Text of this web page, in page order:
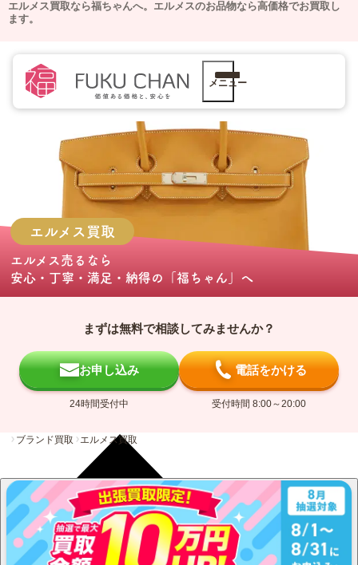
エルメス買取なら福ちゃんへ。 エルメスのお品物なら高価格でお買取し
ます。
メニュー
エルメス 買取
エルメス売る なら
安心・丁寧・満足・納得の
「福ちゃん」 へ
まずは無料で相談してみませんか？
お申し込み
24時間受付中
電話をかける
受付時間 8:00～20:00
ブランド買取 エルメス買取